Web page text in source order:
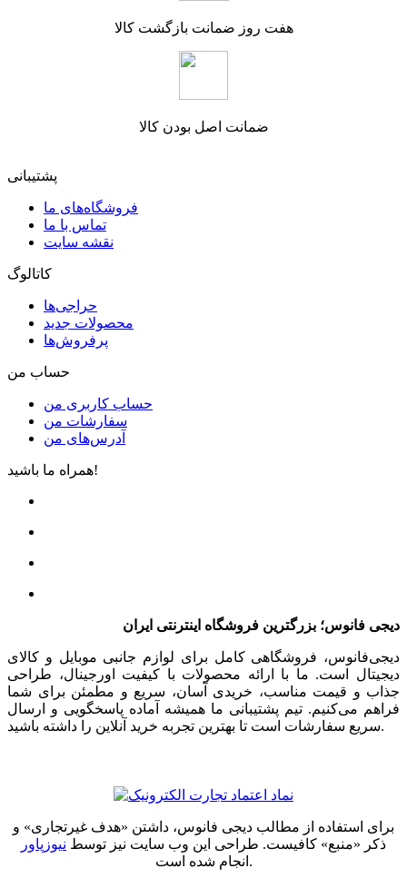
هفت روز ضمانت بازگشت کالا
ضمانت اصل بودن کالا
پشتیبانی
فروشگاه‌های ما
تماس با ما
نقشه سایت
کاتالوگ
حراجی‌ها
محصولات جدید
پرفروش‌ها
حساب من
حساب کاربری من
سفارشات من
آدرس‌های من
همراه ما باشید!
دیجی فانوس؛ بزرگترین فروشگاه اینترنتی ایران
دیجی‌فانوس، فروشگاهی کامل برای لوازم جانبی موبایل و کالای
دیجیتال است. ما با ارائه محصولات با کیفیت اورجینال، طراحی
جذاب و قیمت مناسب، خریدی آسان، سریع و مطمئن برای شما
فراهم می‌کنیم. تیم پشتیبانی ما همیشه آماده پاسخگویی و ارسال
سریع سفارشات است تا بهترین تجربه خرید آنلاین را داشته باشید.
برای استفاده از مطالب دیجی فانوس، داشتن «هدف غیرتجاری» و
ذکر «منبع» کافیست. طراحی این وب سایت نیز توسط نیوزپاور
انجام شده است.